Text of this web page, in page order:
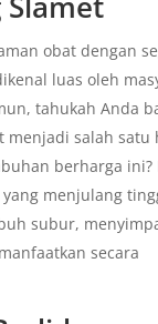
obat dengan
luas oleh
tahukah Anda
menjadi salah satu
berharga ini?
menjulang
subur,
secara